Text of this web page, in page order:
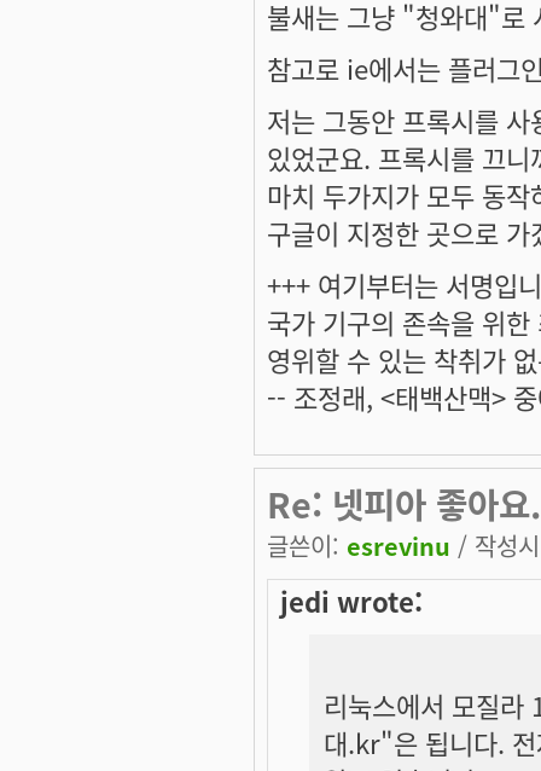
불새는 그냥 "청와대"로
참고로 ie에서는 플러그
저는 그동안 프록시를
있었군요. 프록시를 끄
마치 두가지가 모두 동
구글이 지정한 곳으로 가
+++ 여기부터는 서명입
국가 기구의 존속을 위
영위할 수 있는 착취가
-- 조정래, <태백산맥>
Re: 넷피아 좋아요.
글쓴이: esrevinu / 작성
jedi wrote:
리눅스에서 모질
대.kr"은 됩니다.